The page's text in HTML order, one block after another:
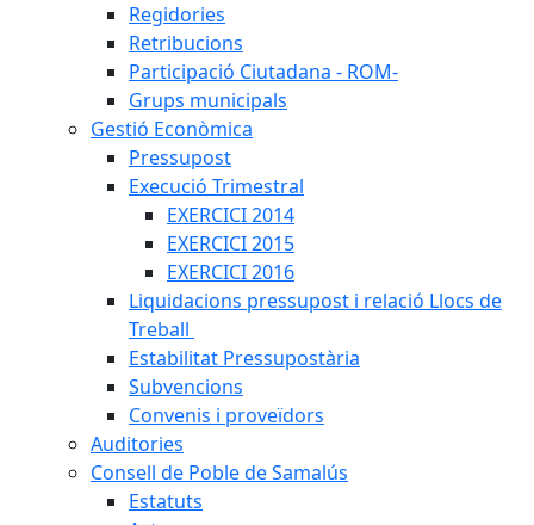
Regidories
Retribucions
Participació Ciutadana - ROM-
Grups municipals
Gestió Econòmica
Pressupost
Execució Trimestral
EXERCICI 2014
EXERCICI 2015
EXERCICI 2016
Liquidacions pressupost i relació Llocs de
Treball
Estabilitat Pressupostària
Subvencions
Convenis i proveïdors
Auditories
Consell de Poble de Samalús
Estatuts